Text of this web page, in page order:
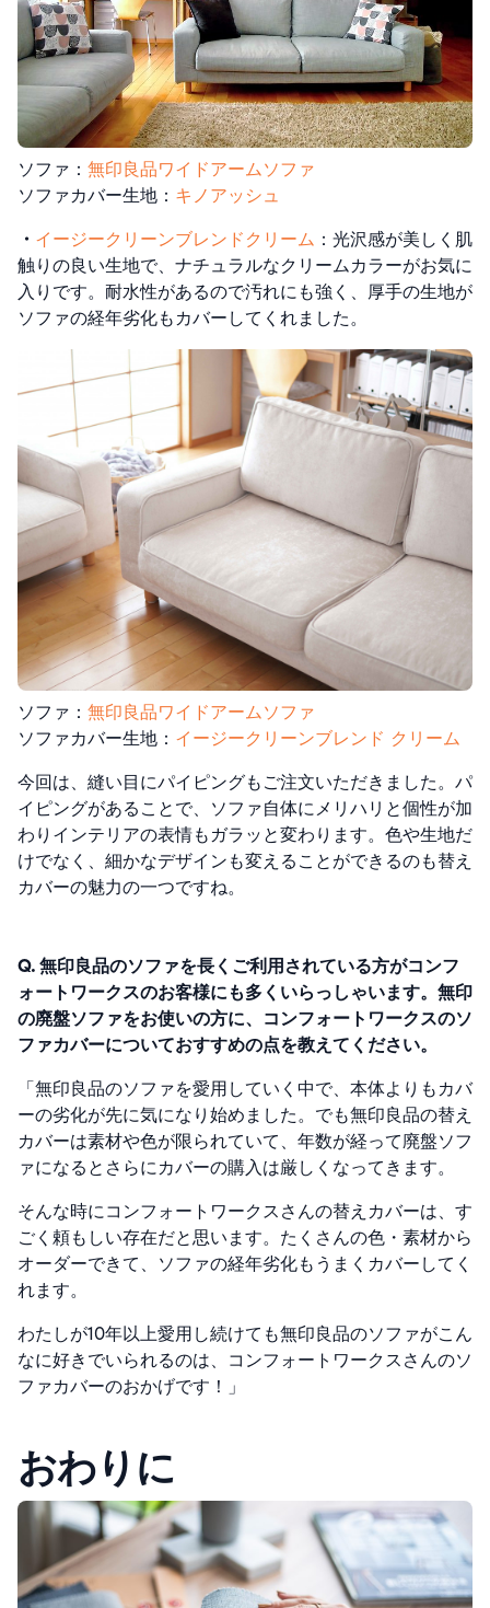
ソファ： 無印良品ワイドアームソファ
ソファカバー生地： キノアッシュ
・ イージークリーンブレンドクリーム ：光沢感が美しく肌
触りの良い生地で、ナチュラルなクリームカラーがお気に
入りです。耐水性があるので汚れにも強く、厚手の生地が
ソファの経年劣化もカバーしてくれました。
ソファ： 無印良品ワイドアームソファ
ソファカバー生地： イージークリーンブレンド クリーム
今回は、縫い目にパイピングもご注文いただきました。パ
イピングがあることで、ソファ自体にメリハリと個性が加
わりインテリアの表情もガラッと変わります。色や生地だ
けでなく、細かなデザインも変えることができるのも替え
カバーの魅力の一つですね。
Q. 無印良品のソファを長くご利用されている方がコンフ
ォートワークスのお客様にも多くいらっしゃいます。無印
の廃盤ソファをお使いの方に、コンフォートワークスのソ
ファカバーについておすすめの点を教えてください。
「無印良品のソファを愛用していく中で、本体よりもカバ
ーの劣化が先に気になり始めました。でも無印良品の替え
カバーは素材や色が限られていて、年数が経って廃盤ソフ
ァになるとさらにカバーの購入は厳しくなってきます。
そんな時にコンフォートワークスさんの替えカバーは、す
ごく頼もしい存在だと思います。たくさんの色・素材から
オーダーできて、ソファの経年劣化もうまくカバーしてく
れます。
わたしが10年以上愛用し続けても無印良品のソファがこん
なに好きでいられるのは、コンフォートワークスさんのソ
ファカバーのおかげです！」
おわりに